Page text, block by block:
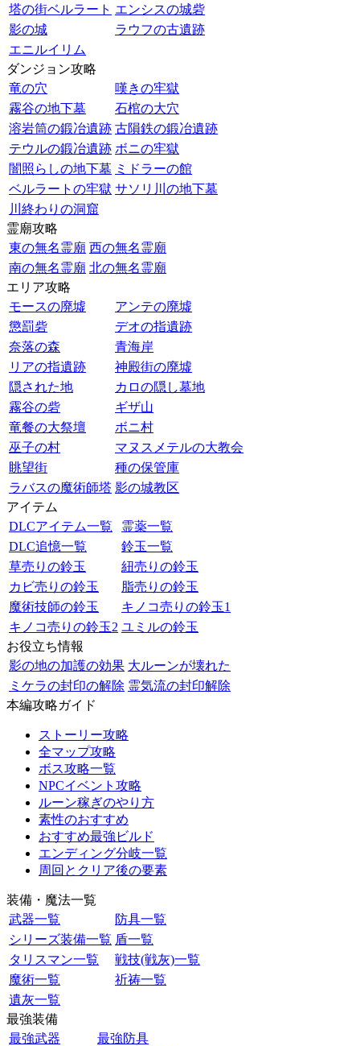
塔の街ベルラート エンシスの城砦
影の城
ラウフの古遺跡
エニルイリム
ダンジョン攻略
竜の穴
嘆きの牢獄
霧谷の地下墓
石棺の大穴
溶岩筒の鍛冶遺跡 古隕鉄の鍛冶遺跡
テウルの鍛冶遺跡 ボニの牢獄
闇照らしの地下墓 ミドラーの館
ベルラートの牢獄 サソリ川の地下墓
川終わりの洞窟
霊廟攻略
東の無名霊廟 西の無名霊廟
南の無名霊廟 北の無名霊廟
エリア攻略
モースの廃墟
アンテの廃墟
懲罰砦
デオの指遺跡
奈落の森
青海岸
リアの指遺跡
神殿街の廃墟
隠された地
カロの隠し墓地
霧谷の砦
ギザ山
竜餐の大祭壇
ボニ村
巫子の村
マヌスメテルの大教会
眺望街
種の保管庫
ラバスの魔術師塔 影の城教区
アイテム
DLCアイテム一覧
霊薬一覧
DLC追憶一覧
鈴玉一覧
草売りの鈴玉
紐売りの鈴玉
カビ売りの鈴玉
脂売りの鈴玉
魔術技師の鈴玉
キノコ売りの鈴玉1
キノコ売りの鈴玉2 ユミルの鈴玉
お役立ち情報
影の地の加護の効果 大ルーンが壊れた
ミケラの封印の解除 霊気流の封印解除
本編攻略ガイド
ストーリー攻略
全マップ攻略
ボス攻略一覧
NPCイベント攻略
ルーン稼ぎのやり方
素性のおすすめ
おすすめ最強ビルド
エンディング分岐一覧
周回とクリア後の要素
装備・魔法一覧
武器一覧
防具一覧
シリーズ装備一覧 盾一覧
タリスマン一覧
戦技(戦灰)一覧
魔術一覧
祈祷一覧
遺灰一覧
最強装備
最強武器
最強防具